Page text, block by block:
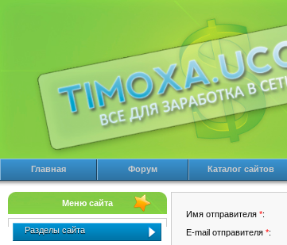
Главная Форум Каталог сайтов
Меню сайта
Разделы сайта
Имя отправителя *:
E-mail отправителя *: